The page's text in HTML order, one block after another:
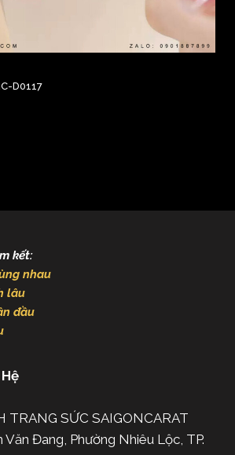
D0117
kết:
nhau
lâu
đầu
TRANG SỨC SAIGONCARAT
Đang, Phường Nhiêu Lộc, TP.